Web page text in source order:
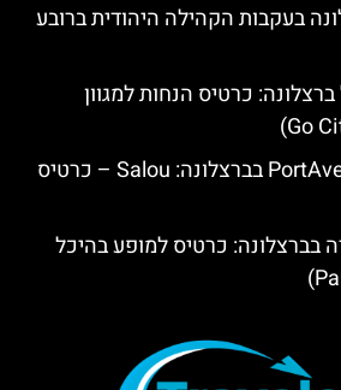
בעקבות הקהילה היהודית ברובע
כרטיס הנחות למגוון
פארק המים PortAventura בברצלונה: Salou – כרטיס
בברצלונה: כרטיס למופע בהיכל